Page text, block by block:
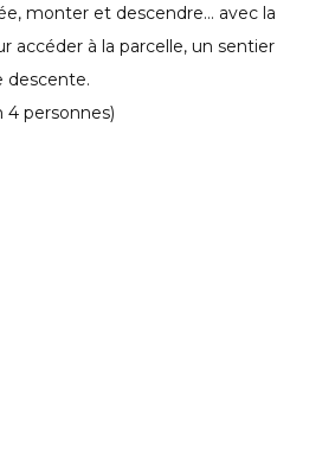
monter et descendre… avec la
accéder à la parcelle, un sentier
descente.
4 personnes)